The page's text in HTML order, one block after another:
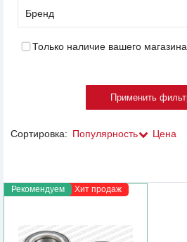
Бренд
Только наличие вашего магазина
Сортировка: Популярность Цена
Рекомендуем Хит продаж